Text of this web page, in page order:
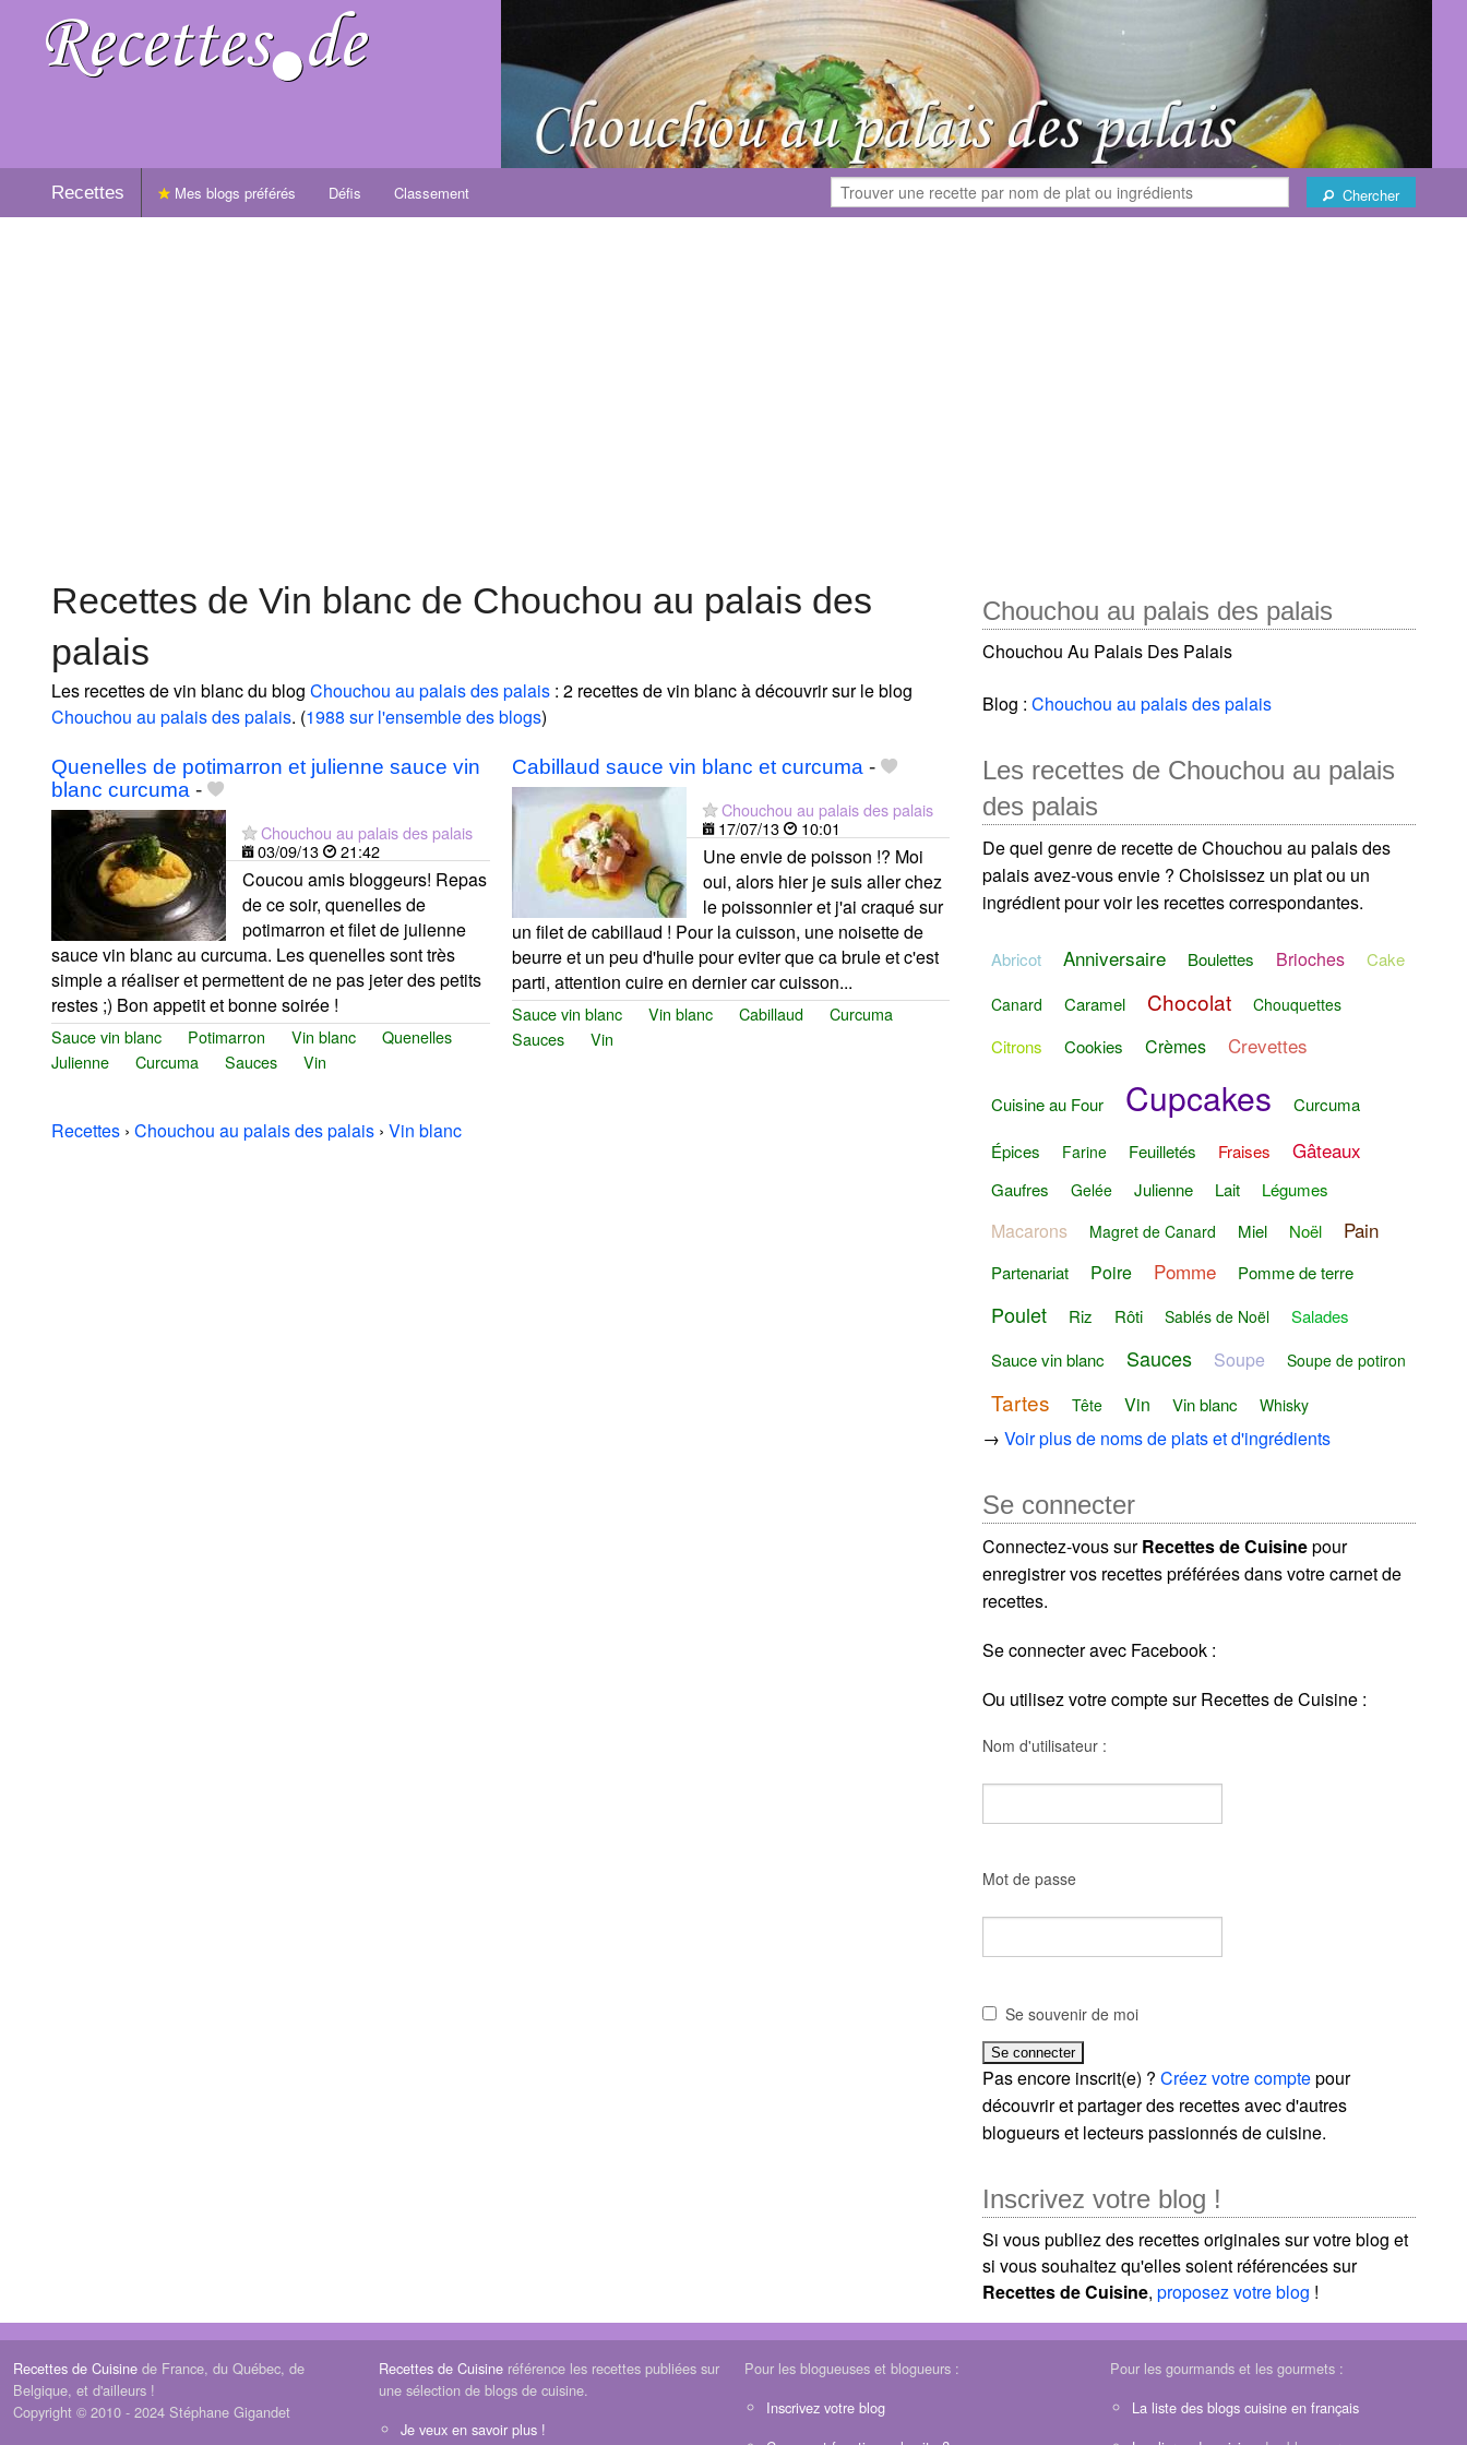
Recettes Chercher
Mes blogs préférés Défis Classement
Recettes de Vin blanc de Chouchou au palais des
palais
Les recettes de vin blanc du blog Chouchou au palais des palais : 2 recettes de vin blanc à découvrir sur le blog
Chouchou au palais des palais. (1988 sur l'ensemble des blogs)
Quenelles de potimarron et julienne sauce vin
blanc curcuma -
Chouchou au palais des palais
03/09/13
21:42
Coucou amis bloggeurs! Repas
de ce soir, quenelles de
potimarron et filet de julienne
sauce vin blanc au curcuma. Les quenelles sont très
simple a réaliser et permettent de ne pas jeter des petits
restes ;) Bon appetit et bonne soirée !
Sauce vin blanc Potimarron Vin blanc
Quenelles
Julienne
Curcuma Sauces Vin
Cabillaud sauce vin blanc et curcuma -
Chouchou au palais des palais
17/07/13
10:01
Une envie de poisson !? Moi
oui, alors hier je suis aller chez
le poissonnier et j'ai craqué sur
un filet de cabillaud ! Pour la cuisson, une noisette de
beurre et un peu d'huile pour eviter que ca brule et c'est
parti, attention cuire en dernier car cuisson...
Sauce vin blanc Vin blanc Cabillaud
Curcuma
Sauces
Vin
Recettes › Chouchou au palais des palais › Vin blanc
Chouchou au palais des palais
Chouchou Au Palais Des Palais
Blog :Chouchou au palais des palais
Les recettes de Chouchou au palais
des palais
De quel genre de recette de Chouchou au palais des
palais avez-vous envie ? Choisissez un plat ou un
ingrédient pour voir les recettes correspondantes.
Abricot Anniversaire Boulettes Brioches Cake
Canard Caramel Chocolat Chouquettes
Citrons Cookies Crèmes Crevettes
Cuisine au Four Cupcakes Curcuma
Épices Farine Feuilletés Fraises Gâteaux
Gaufres Gelée Julienne Lait Légumes
Macarons Magret de Canard Miel Noël Pain
Partenariat Poire Pomme Pomme de terre
Poulet Riz Rôti Sablés de Noël
Salades
Sauce vin blanc
Sauces Soupe Soupe de potiron
Tartes Tête Vin Vin blanc Whisky
→Voir plus de noms de plats et d'ingrédients
Se connecter
Connectez-vous surRecettes de Cuisinepour
enregistrer vos recettes préférées dans votre carnet de
recettes.
Se connecter avec Facebook :
Ou utilisez votre compte sur Recettes de Cuisine :
Nom d'utilisateur :
Mot de passe
Se souvenir de moi
Pas encore inscrit(e) ?Créez votre comptepour
découvrir et partager des recettes avec d'autres
blogueurs et lecteurs passionnés de cuisine.
Inscrivez votre blog !
Si vous publiez des recettes originales sur votre blog et
si vous souhaitez qu'elles soient référencées sur
Recettes de Cuisine,proposez votre blog !
Recettes de Cuisine de France, du Québec, de
Belgique, et d'ailleurs !
Copyright © 2010 - 2024 Stéphane Gigandet
Recettes de Cuisine référence les recettes publiées sur
une sélection de blogs de cuisine.
Je veux en savoir plus !
Pour les blogueuses et blogueurs :
Inscrivez votre blog
Pour les gourmands et les gourmets :
La liste des blogs cuisine en français